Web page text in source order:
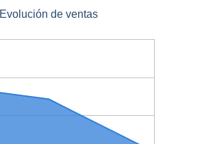
Evolución de ventas